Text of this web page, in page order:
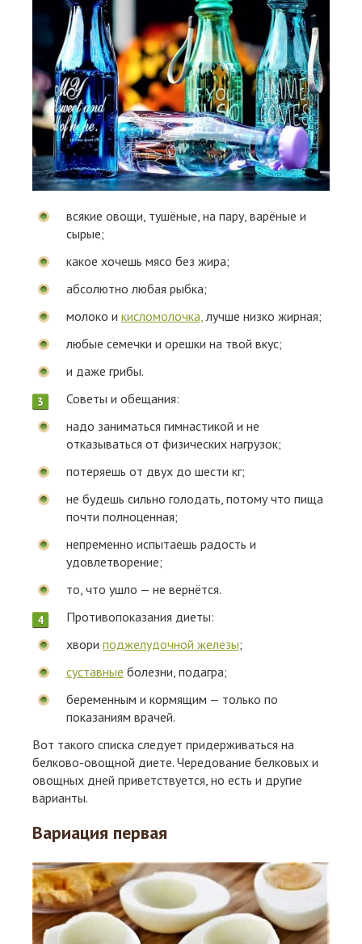
всякие овощи, тушёные, на пару, варёные и
сырые;
какое хочешь мясо без жира;
абсолютно любая рыбка;
молоко и кисломолочка,лучше низко жирная;
любые семечки и орешки на твой вкус;
и даже грибы.
Советы и обещания:
надо заниматься гимнастикой и не
отказываться от физических нагрузок;
потеряешь от двух до шести кг;
не будешь сильно голодать, потому что пища
почти полноценная;
непременно испытаешь радость и
удовлетворение;
то, что ушло — не вернётся.
Противопоказания диеты:
хвори поджелудочной железы;
суставные болезни, подагра;
беременным и кормящим — только по
показаниям врачей.
Вот такого списка следует придерживаться на
белково-овощной диете. Чередование белковых и
овощных дней приветствуется, но есть и другие
варианты.
Вариация первая